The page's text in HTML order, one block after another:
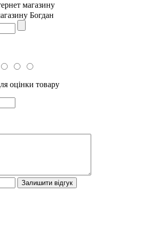
магазину
Богдан
оцінки товару